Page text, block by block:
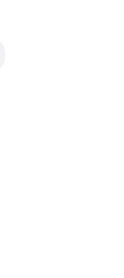
van de
van de